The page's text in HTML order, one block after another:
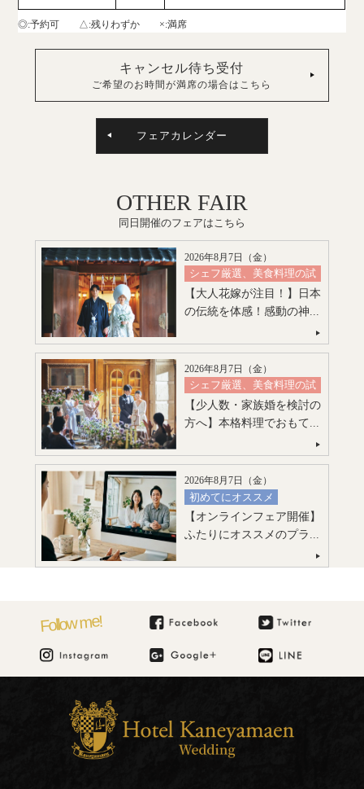
◎ 予約可 △ 残りわずか × 満席
キャンセル待ち受付
ご希望のお時間が満席の場合はこちら
フェアカレンダー
OTHER FAIR
同日開催のフェアはこちら
2026年8月7日（金）
シェフ厳選、美食料理の試
食
絶品スイーツ試食
会場コーディネート
見積り相談会
引出物・婚礼アイテム紹介
ご宿泊のご予約・ご相談
【大人花嫁が注目！】日本
の伝統を体感！感動の神...
2026年8月7日（金）
シェフ厳選、美食料理の試
食
絶品スイーツ試食
マタニティ・お急ぎ婚相談
見積り相談会
引出物・婚礼アイテム紹介
ご宿泊のご予約・ご相談
【少人数・家族婚を検討の
方へ】本格料理でおもて...
2026年8月7日（金）
初めてにオススメ
フォトウエディング
ご宿泊のご予約・ご相談
【オンラインフェア開催】
ふたりにオススメのプラ...
Follow me!